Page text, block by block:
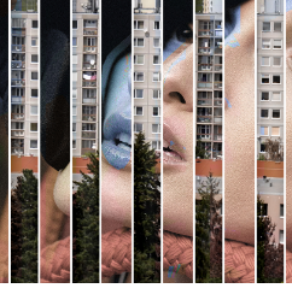
Vše o ČT